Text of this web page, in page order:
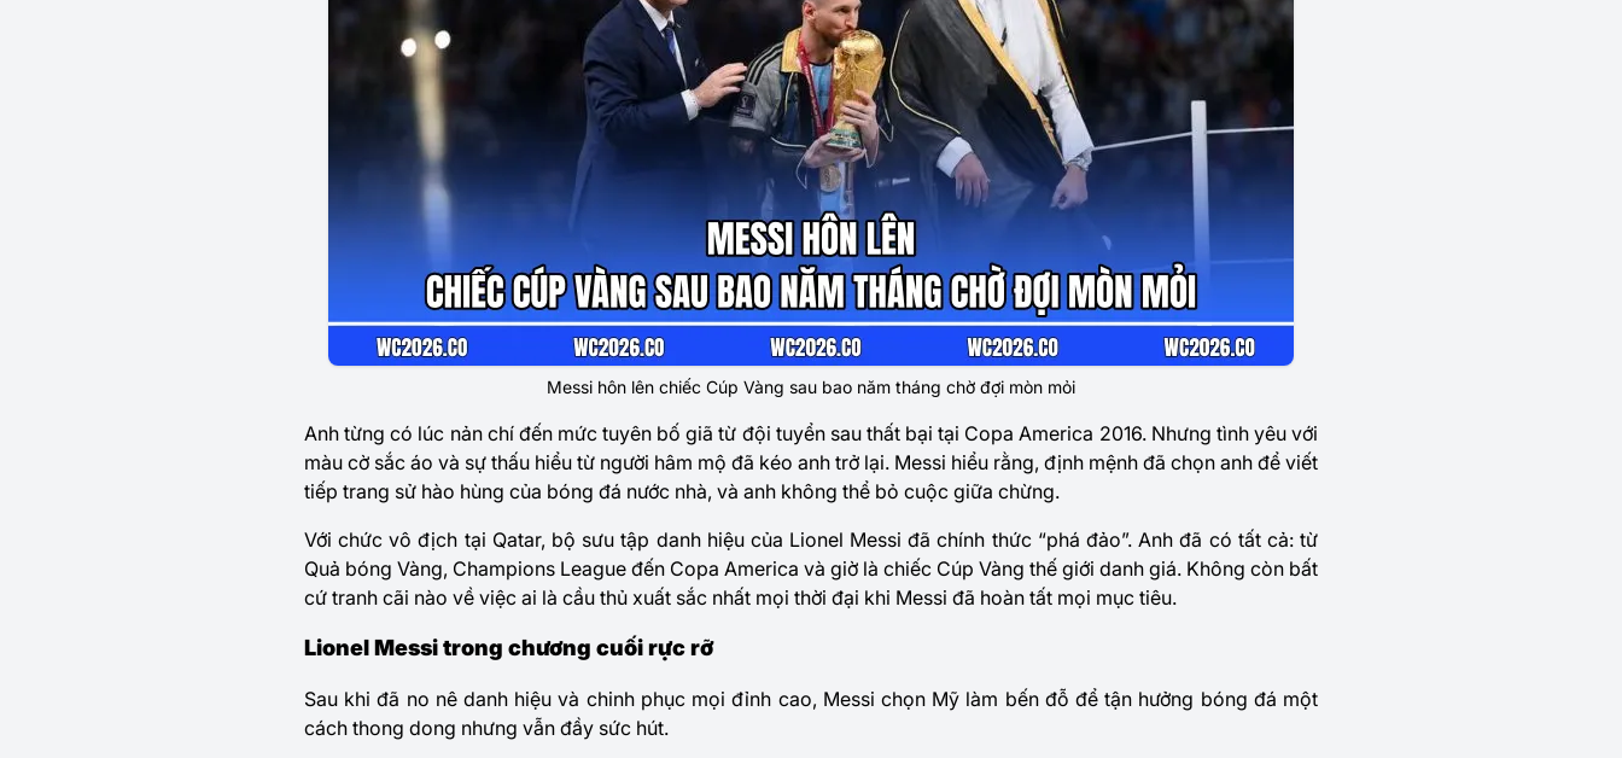
Messi hôn lên chiếc Cúp Vàng sau bao năm tháng chờ đợi mòn mỏi
Anh từng có lúc nản chí đến mức tuyên bố giã từ đội tuyển sau thất bại tại Copa America 2016. Nhưng tình yêu với
màu cờ sắc áo và sự thấu hiểu từ người hâm mộ đã kéo anh trở lại. Messi hiểu rằng, định mệnh đã chọn anh để viết
tiếp trang sử hào hùng của bóng đá nước nhà, và anh không thể bỏ cuộc giữa chừng.
Với chức vô địch tại Qatar, bộ sưu tập danh hiệu của Lionel Messi đã chính thức “phá đảo”. Anh đã có tất cả: từ
Quả bóng Vàng, Champions League đến Copa America và giờ là chiếc Cúp Vàng thế giới danh giá. Không còn bất
cứ tranh cãi nào về việc ai là cầu thủ xuất sắc nhất mọi thời đại khi Messi đã hoàn tất mọi mục tiêu.
Lionel Messi trong chương cuối rực rỡ
Sau khi đã no nê danh hiệu và chinh phục mọi đỉnh cao, Messi chọn Mỹ làm bến đỗ để tận hưởng bóng đá một
cách thong dong nhưng vẫn đầy sức hút.